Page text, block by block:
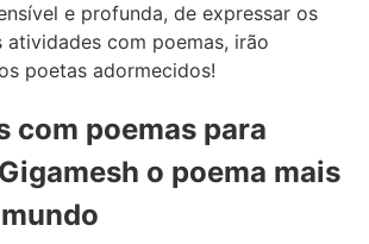
e profunda, de expressar os
atividades com poemas, irão
poetas adormecidos!
com poemas para
o poema mais